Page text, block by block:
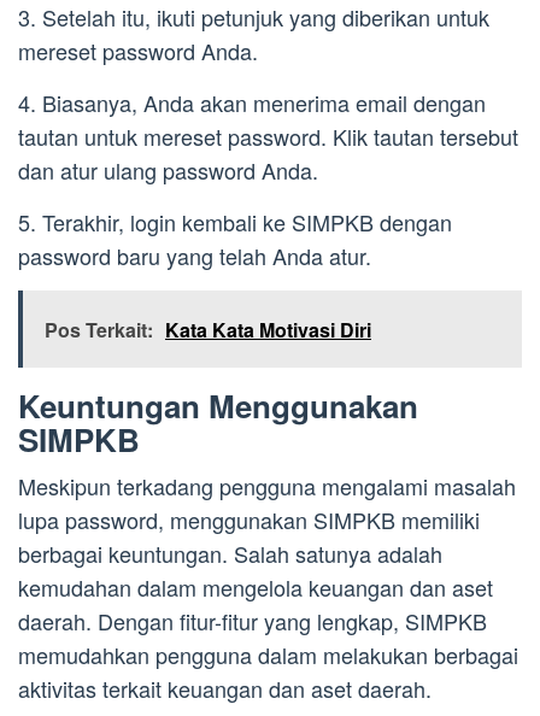
3. Setelah itu, ikuti petunjuk yang diberikan untuk
mereset password Anda.
4. Biasanya, Anda akan menerima email dengan
tautan untuk mereset password. Klik tautan tersebut
dan atur ulang password Anda.
5. Terakhir, login kembali ke SIMPKB dengan
password baru yang telah Anda atur.
Pos Terkait: Kata Kata Motivasi Diri
Keuntungan Menggunakan
SIMPKB
Meskipun terkadang pengguna mengalami masalah
lupa password, menggunakan SIMPKB memiliki
berbagai keuntungan. Salah satunya adalah
kemudahan dalam mengelola keuangan dan aset
daerah. Dengan fitur-fitur yang lengkap, SIMPKB
memudahkan pengguna dalam melakukan berbagai
aktivitas terkait keuangan dan aset daerah.